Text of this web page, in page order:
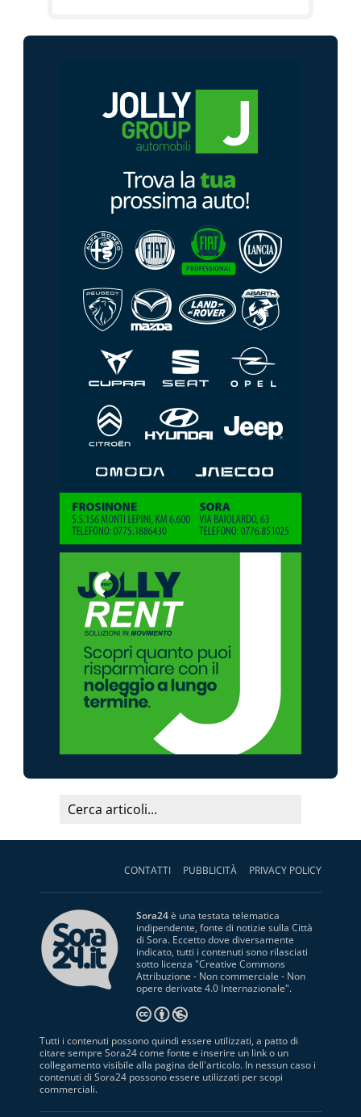
CONTATTI PUBBLICITÀ PRIVACY POLICY
Sora24è una testata telematica
indipendente, fonte di notizie sulla Città
di Sora. Eccetto dove diversamente
indicato, tutti i contenuti sono rilasciati
sotto licenza "Creative Commons
Attribuzione - Non commerciale - Non
opere derivate 4.0 Internazionale".
Tutti i contenuti possono quindi essere utilizzati, a patto di
citare sempre Sora24 come fonte e inserire un link o un
collegamento visibile alla pagina dell'articolo. In nessun caso i
contenuti di Sora24 possono essere utilizzati per scopi
commerciali.